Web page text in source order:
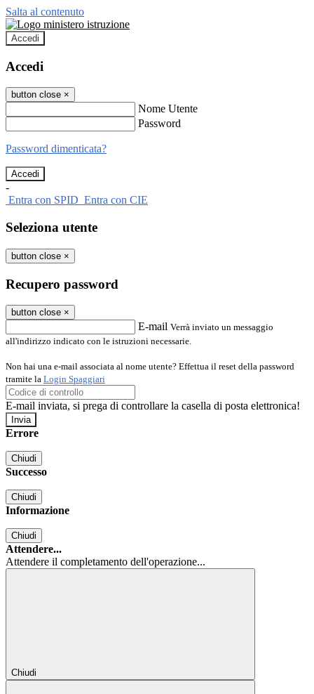
Salta al contenuto
Accedi
Accedi
button close ×
Nome Utente
Password
Password dimenticata?
-
Entra con SPID Entra con CIE
Seleziona utente
button close ×
Recupero password
button close ×
E-mail Verrà inviato un messaggio
all'indirizzo indicato con le istruzioni necessarie.
Non hai una e-mail associata al nome utente? Effettua il reset della password
tramite la Login Spaggiari
E-mail inviata, si prega di controllare la casella di posta elettronica!
Errore
Chiudi
Successo
Chiudi
Informazione
Chiudi
Attendere...
Attendere il completamento dell'operazione...
Chiudi